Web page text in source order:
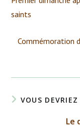
articles
saints
Commémoration
VOUS
Le